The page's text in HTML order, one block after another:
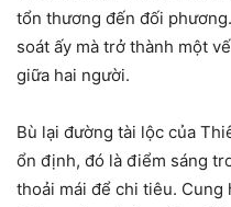
tổn thương đến đối
soát ấy mà trở thành một
giữa hai người.
Bù lại đường tài lộc của
ổn định, đó là điểm sáng
thoải mái để chi tiêu. Cung